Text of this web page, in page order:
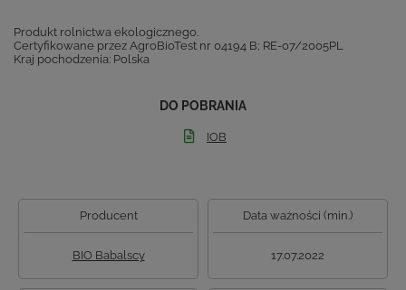
Produkt rolnictwa ekologicznego.
Certyfikowane przez AgroBioTest nr 04194 B; RE-07/2005PL
Kraj pochodzenia: Polska
DO POBRANIA
IOB
Producent
BIO Babalscy
Data ważności (min.)
17.07.2022